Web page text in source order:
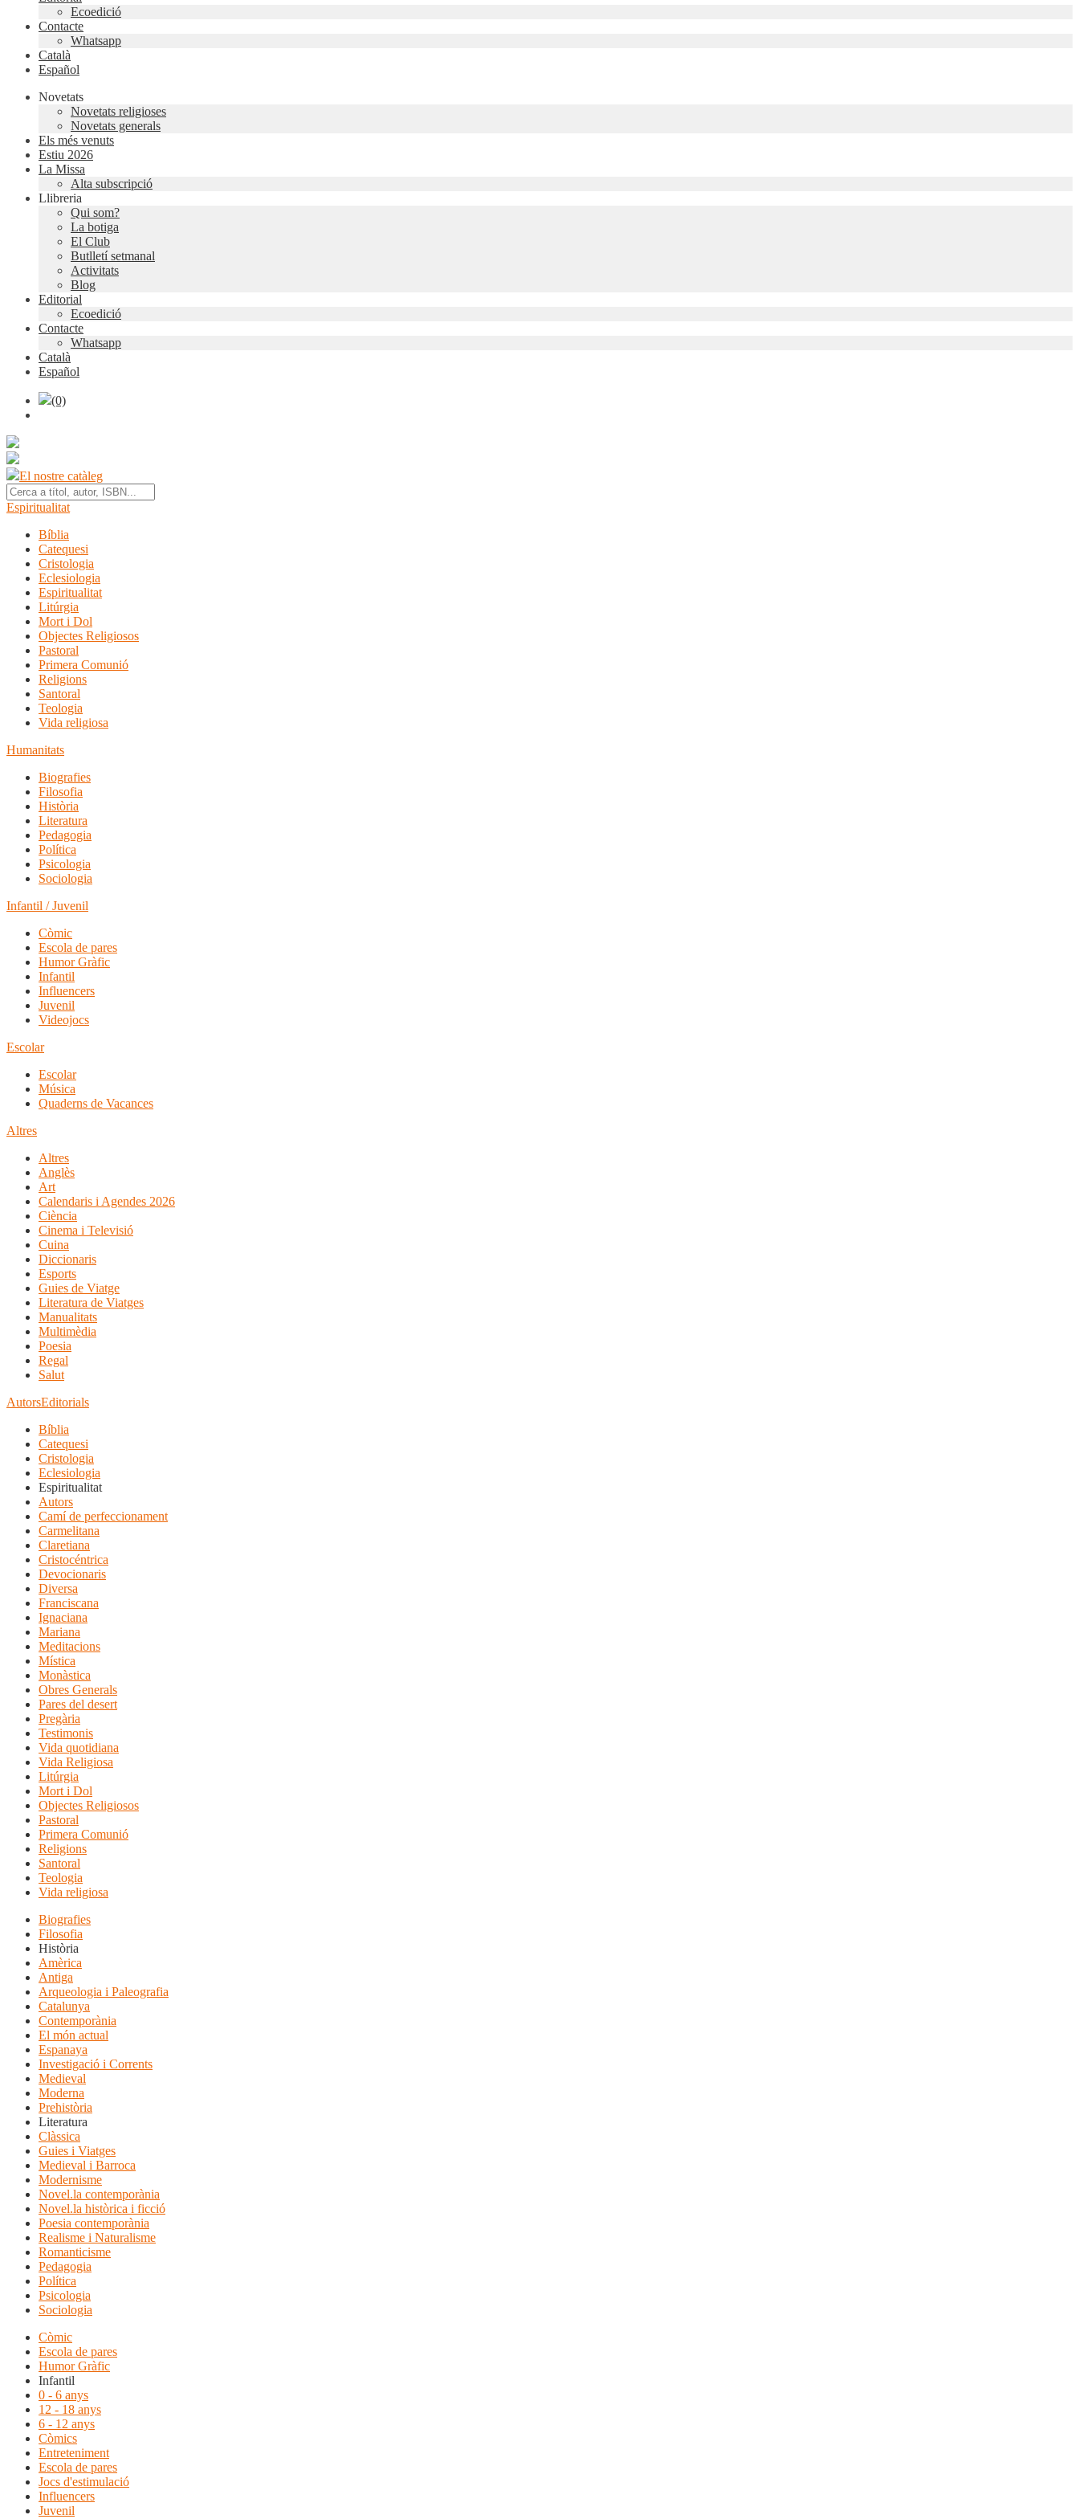
Ecoedició
Contacte
Whatsapp
Català
Español
Novetats
Novetats religioses
Novetats generals
Els més venuts
Estiu 2026
La Missa
Alta subscripció
Llibreria
Qui som?
La botiga
El Club
Butlletí setmanal
Activitats
Blog
Editorial
Ecoedició
Contacte
Whatsapp
Català
Español
(0)
El nostre catàleg
Espiritualitat
Bíblia
Catequesi
Cristologia
Eclesiologia
Espiritualitat
Litúrgia
Mort i Dol
Objectes Religiosos
Pastoral
Primera Comunió
Religions
Santoral
Teologia
Vida religiosa
Humanitats
Biografies
Filosofia
Història
Literatura
Pedagogia
Política
Psicologia
Sociologia
Infantil / Juvenil
Còmic
Escola de pares
Humor Gràfic
Infantil
Influencers
Juvenil
Videojocs
Escolar
Escolar
Música
Quaderns de Vacances
Altres
Altres
Anglès
Art
Calendaris i Agendes 2026
Ciència
Cinema i Televisió
Cuina
Diccionaris
Esports
Guies de Viatge
Literatura de Viatges
Manualitats
Multimèdia
Poesia
Regal
Salut
AutorsEditorials
Bíblia
Catequesi
Cristologia
Eclesiologia
Espiritualitat
Autors
Camí de perfeccionament
Carmelitana
Claretiana
Cristocéntrica
Devocionaris
Diversa
Franciscana
Ignaciana
Mariana
Meditacions
Mística
Monàstica
Obres Generals
Pares del desert
Pregària
Testimonis
Vida quotidiana
Vida Religiosa
Litúrgia
Mort i Dol
Objectes Religiosos
Pastoral
Primera Comunió
Religions
Santoral
Teologia
Vida religiosa
Biografies
Filosofia
Història
Amèrica
Antiga
Arqueologia i Paleografia
Catalunya
Contemporània
El món actual
Espanaya
Investigació i Corrents
Medieval
Moderna
Prehistòria
Literatura
Clàssica
Guies i Viatges
Medieval i Barroca
Modernisme
Novel.la contemporània
Novel.la històrica i ficció
Poesia contemporània
Realisme i Naturalisme
Romanticisme
Pedagogia
Política
Psicologia
Sociologia
Còmic
Escola de pares
Humor Gràfic
Infantil
0 - 6 anys
12 - 18 anys
6 - 12 anys
Còmics
Entreteniment
Escola de pares
Jocs d'estimulació
Influencers
Juvenil